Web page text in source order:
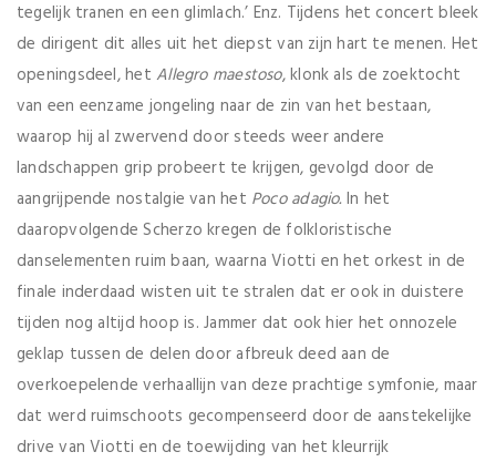
tegelijk tranen en een glimlach.’ Enz. Tijdens het concert bleek
de dirigent dit alles uit het diepst van zijn hart te menen. Het
openingsdeel, hetAllegro maestoso, klonk als de zoektocht
van een eenzame jongeling naar de zin van het bestaan,
waarop hij al zwervend door steeds weer andere
landschappen grip probeert te krijgen, gevolgd door de
aangrijpende nostalgie van het Poco adagio. In het
daaropvolgende Scherzo kregen de folkloristische
danselementen ruim baan, waarna Viotti en het orkest in de
finale inderdaad wisten uit te stralen dat er ook in duistere
tijden nog altijd hoop is. Jammer dat ook hier het onnozele
geklap tussen de delen door afbreuk deed aan de
overkoepelende verhaallijn van deze prachtige symfonie, maar
dat werd ruimschoots gecompenseerd door de aanstekelijke
drive van Viotti en de toewijding van het kleurrijk